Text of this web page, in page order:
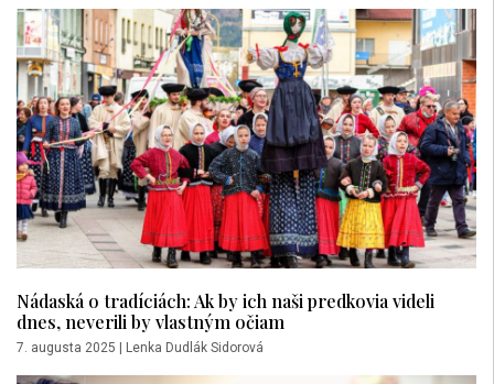
Nádaská o tradíciách: Ak by ich naši predkovia videli
dnes, neverili by vlastným očiam
7. augusta 2025 Lenka Dudlák Sidorová